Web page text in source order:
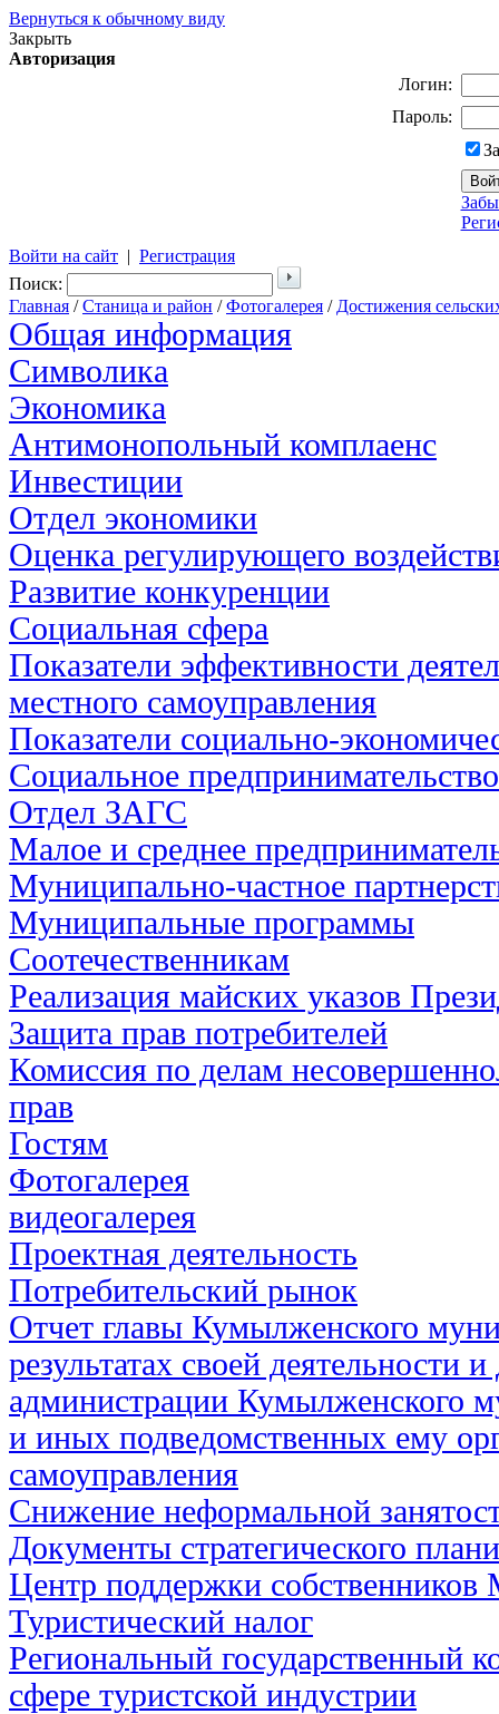
Вернуться к обычному виду
Закрыть
Авторизация
Логин:
Пароль:
Войти на сайт | Регистрация
Поиск:
Главная /Станица и район /Фотогалерея / Достижения
Общая информация
Символика
Экономика
Антимонопольный комплаенс
Инвестиции
Отдел экономики
Оценка регулирующего
Развитие конкуренции
Социальная сфера
Показатели эффективности
местного самоуправления
Показатели социально-
Социальное предпринимательство
Отдел ЗАГС
Малое и среднее
Муниципально-частное
Муниципальные программы
Соотечественникам
Реализация майских указов
Защита прав потребителей
Комиссия по делам
прав
Гостям
Фотогалерея
видеогалерея
Проектная деятельность
Потребительский рынок
Отчет главы Кумылженского
результатах своей деятельности
администрации Кумылженского
и иных подведомственных ему
самоуправления
Снижение неформальной
Документы стратегического
Центр поддержки
Туристический налог
Региональный государственный
сфере туристской индустрии